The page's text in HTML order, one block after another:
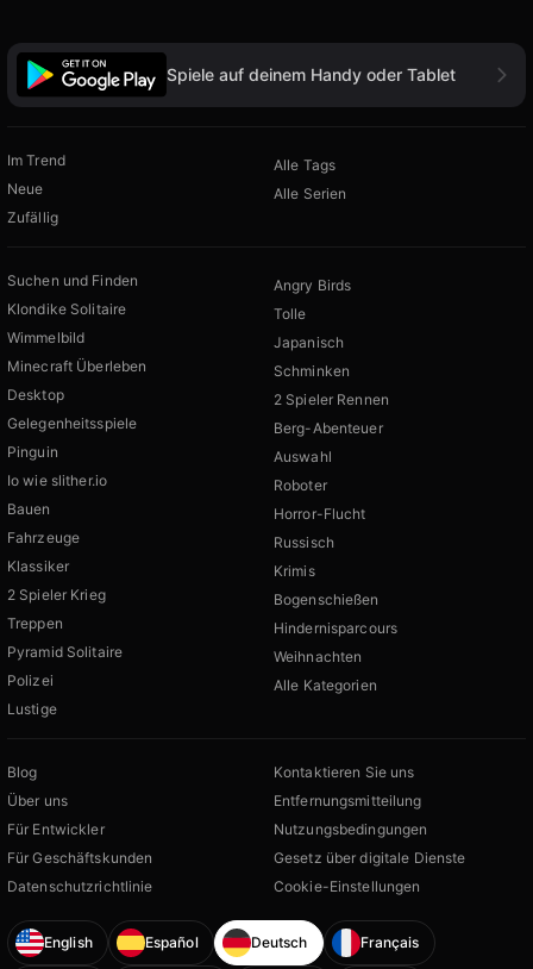
Spiele auf deinem Handy oder Tablet
Im Trend
Neue
Zufällig
Alle Tags
Alle Serien
Suchen und Finden
Klondike Solitaire
Wimmelbild
Minecraft Überleben
Desktop
Gelegenheitsspiele
Pinguin
Io wie slither.io
Bauen
Fahrzeuge
Klassiker
2 Spieler Krieg
Treppen
Pyramid Solitaire
Polizei
Lustige
Angry Birds
Tolle
Japanisch
Schminken
2 Spieler Rennen
Berg-Abenteuer
Auswahl
Roboter
Horror-Flucht
Russisch
Krimis
Bogenschießen
Hindernisparcours
Weihnachten
Alle Kategorien
Blog
Über uns
Für Entwickler
Für Geschäftskunden
Datenschutzrichtlinie
Kontaktieren Sie uns
Entfernungsmitteilung
Nutzungsbedingungen
Gesetz über digitale Dienste
Cookie-Einstellungen
English Español Deutsch Français